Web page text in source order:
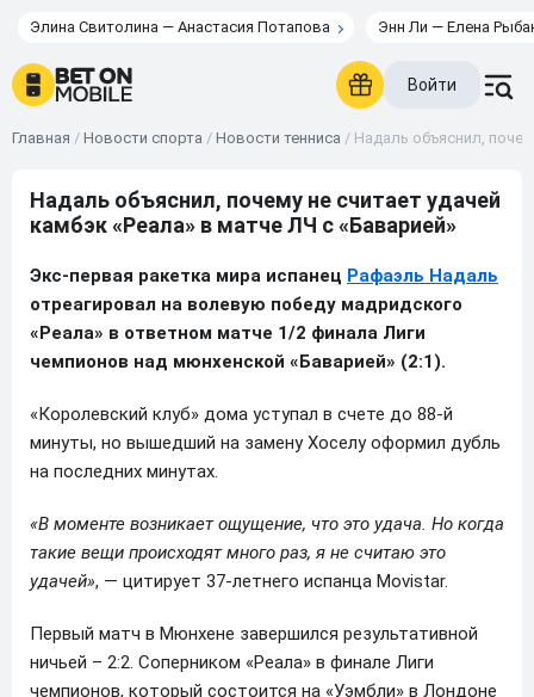
Элина Свитолина — Анастасия Потапова Энн Ли — Елена
Войти
Главная / Новости спорта / Новости тенниса / Надаль объяснил,
Надаль объяснил, почему не считает удачей
камбэк «Реала» в матче ЛЧ с «Баварией»
Экс-первая ракетка мира испанец Рафаэль Надаль
отреагировал на волевую победу мадридского
«Реала» в ответном матче 1/2 финала Лиги
чемпионов над мюнхенской «Баварией» (2:1).
«Королевский клуб» дома уступал в счете до 88-й
минуты, но вышедший на замену Хоселу оформил дубль
на последних минутах.
«В моменте возникает ощущение, что это удача. Но когда
такие вещи происходят много раз, я не считаю это
удачей», — цитирует 37-летнего испанца Movistar.
Первый матч в Мюнхене завершился результативной
ничьей – 2:2. Соперником «Реала» в финале Лиги
чемпионов, который состоится на «Уэмбли» в Лондоне